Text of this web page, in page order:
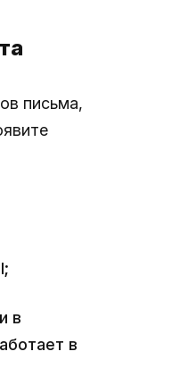
письма,
в
в